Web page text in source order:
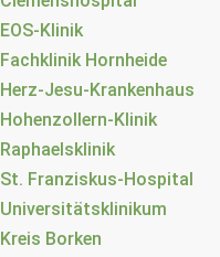
EOS-Klinik
Fachklinik Hornheide
Herz-Jesu-Krankenhaus
Hohenzollern-Klinik
Raphaelsklinik
St. Franziskus-Hospital
Universitätsklinikum
Kreis Borken